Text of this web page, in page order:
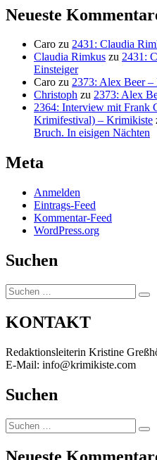
Neueste
Caro zu 2431: Claudia
Claudia Rimkus zu 2431:
Einsteiger
Caro zu 2373: Alex Beer –
Christoph zu 2373: Alex
2364: Interview mit Frank
Krimifestival) – Krimikiste
Bruch. In eisigen Nächten
Meta
Anmelden
Eintrags-Feed
Kommentar-Feed
WordPress.org
Suchen
Suchen
nach:
KONTAKT
Redaktionsleiterin Kristine
E-Mail: info@krimikiste.com
Suchen
Suchen
nach:
Neueste